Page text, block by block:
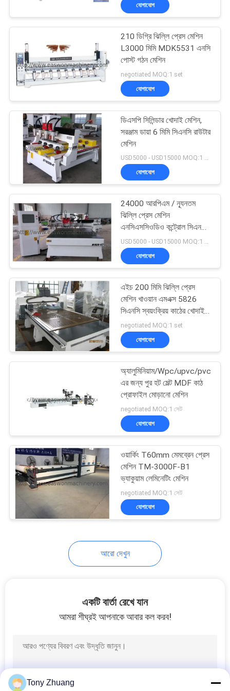
যোগাযোগ
করুন
খবর
উদ্ধৃতির
জন্য
আবেদন
সাইট
ম্যাপ
PRIVACY
POLICY
কাঠের এজ ব্যান্ডিং মেশিন
20
কাঠের মিলিং মেশিন
29
কাঠের মর্টাইজিং মেশিন
13
কাঠের স্যান্ডিং মেশিন
17
কাঠের কাজ লেদ মেশিন
যোগাযোগ
210 ডিগ্রি ঝিল্লি প্রেস মেশিন
L3000 মিমি MDK5531 এনসি
পোস্ট গঠন মেশিন
negotiated MOQ:1 set
যোগাযোগ
ডিএসপি সিলিন্ডার খোদাই মেশিন,
সরঞ্জাম ডায়া 6 মিমি সিএনসি রাউটার
মেশিন
USD5000 - USD15000 MOQ:1 set
যোগাযোগ
24000 আরপিএম / ন্যূনতম
ঝিল্লি প্রেস মেশিন
এনসিএসসিওডিও কন্ট্রোল সিএনসি
কাঠ খোদাই মেশিন
USD5000 - USD15000 MOQ:1 set
যোগাযোগ
এইচ 200 মিমি ঝিল্লি প্রেস
মেশিন খাওয়ান এমএক্স 5826
সিএনসি স্বয়ংক্রিয় কাঠের খোদাই
মেশিন
negotiated MOQ:1 set
যোগাযোগ
অ্যালুমিনিয়াম/Wpc/upvc/pvc-
এর জন্য পুর হট মেল্ট MDF কাঠ
প্রোফাইল মোড়ানো মেশিন
negotiated MOQ:1 সেট
যোগাযোগ
ওয়ার্কিং T60mm মেমব্রেন প্রেস
মেশিন TM-3000F-B1
ভ্যাকুয়াম লেমিনেটিং মেশিন
negotiated MOQ:1 সেট
যোগাযোগ
আরো দেখুন
একটি বার্তা রেখে যান
আমরা শীঘ্রই আপনাকে আবার কল করব!
Tony Zhuang